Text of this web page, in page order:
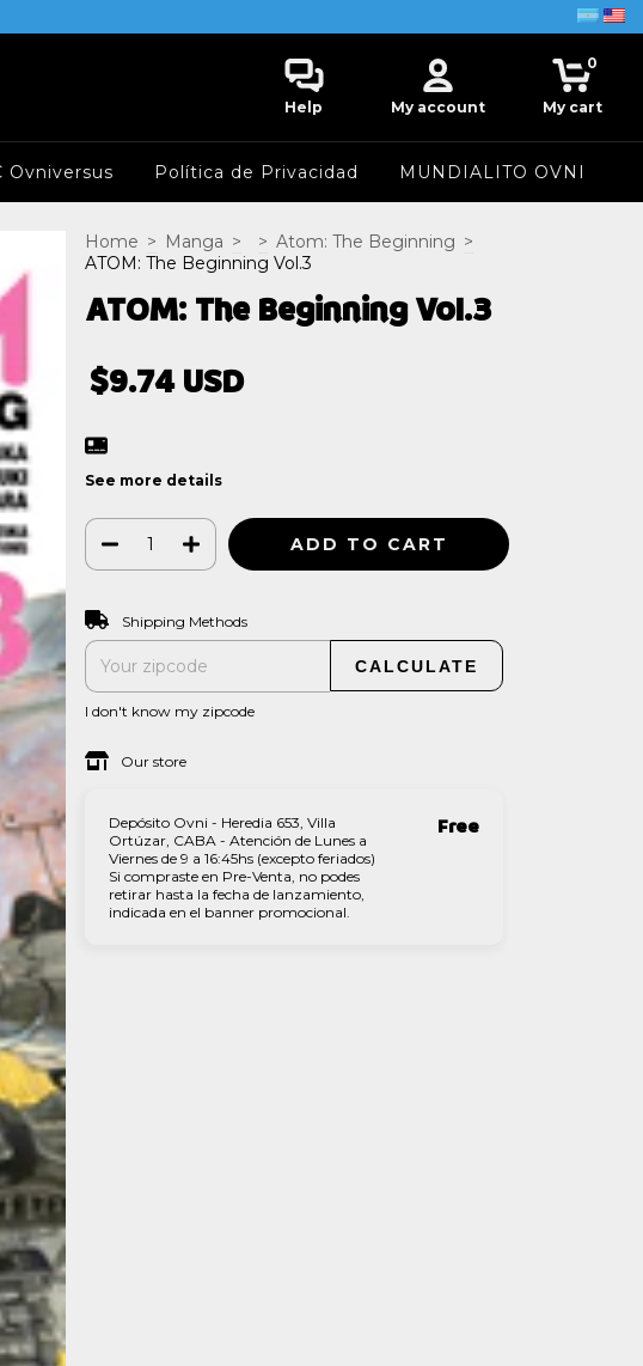
Help My account My cart
0
Ovniversus Política de Privacidad MUNDIALITO OVNI
Home > Manga > > Atom: The Beginning >
ATOM: The Beginning Vol.3
ATOM: The Beginning Vol.3
$9.74 USD
See more details
Shipping for zipcode:
Shipping Methods
CALCULATE
I don't know my zipcode
Our store
Depósito Ovni - Heredia 653, Villa
Ortúzar, CABA - Atención de Lunes a
Viernes de 9 a 16:45hs (excepto feriados)
Si compraste en Pre-Venta, no podes
retirar hasta la fecha de lanzamiento,
indicada en el banner promocional.
Free